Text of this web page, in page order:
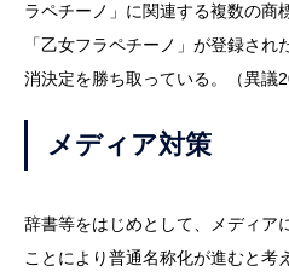
ラペチーノ」に関連する複数の商
「乙女フラペチーノ」が登録さ
消決定を勝ち取っている。（異議
メディア対策
辞書等をはじめとして、メディア
ことにより普通名称化が進むと考